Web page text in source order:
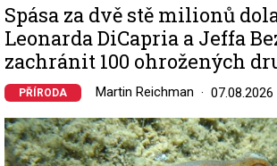
Spása za dvě stě milionů
Leonarda DiCapria a Jeffa
zachránit 100 ohrožených
PŘÍRODA Martin Reichman 07.08.2026
Image